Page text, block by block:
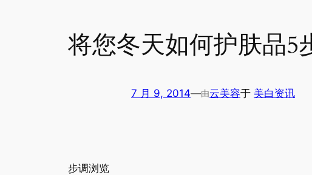
将您冬天如何护肤品5
7 月 9, 2014—由云美容于 美白资讯
步调浏览